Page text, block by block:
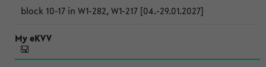
block 10-17 in W1-282, W1-217 [04.-29.01.2027]